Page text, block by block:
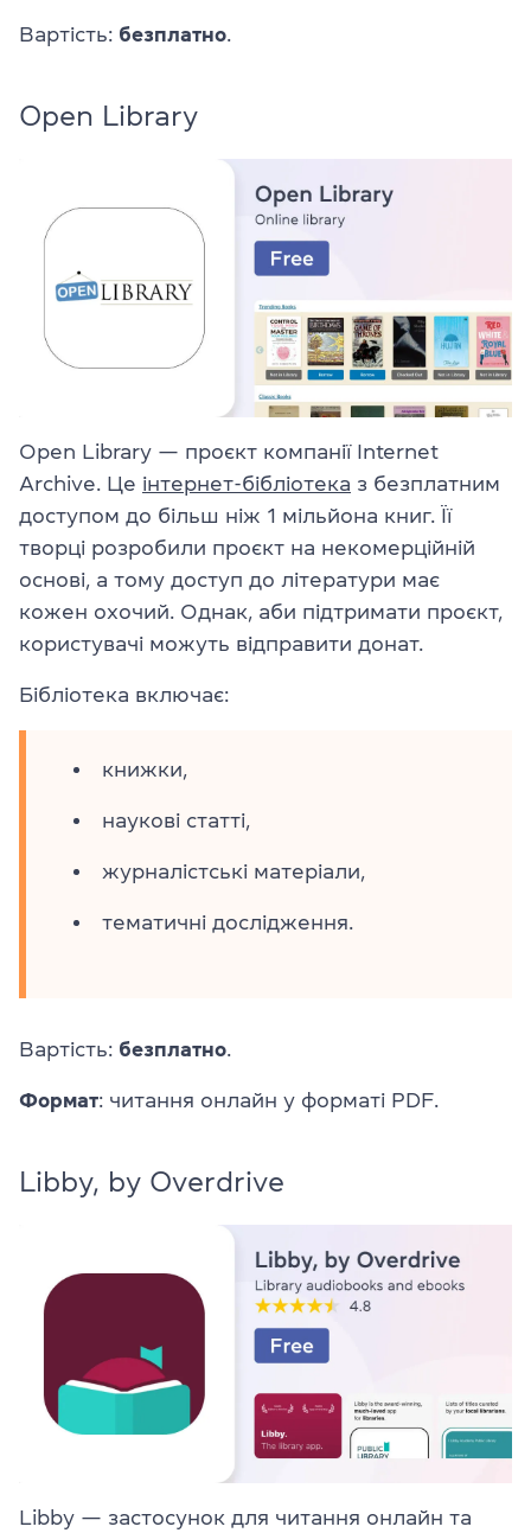
Вартість: безплатно.
Open Library
Open Library — проєкт компанії Internet
Archive. Це інтернет-бібліотека з безплатним
доступом до більш ніж 1 мільйона книг. Її
творці розробили проєкт на некомерційній
основі, а тому доступ до літератури має
кожен охочий. Однак, аби підтримати проєкт,
користувачі можуть відправити донат.
Бібліотека включає:
книжки,
наукові статті,
журналістські матеріали,
тематичні дослідження.
Вартість: безплатно.
Формат: читання онлайн у форматі PDF.
Libby, by Overdrive
Libby — застосунок для читання онлайн та